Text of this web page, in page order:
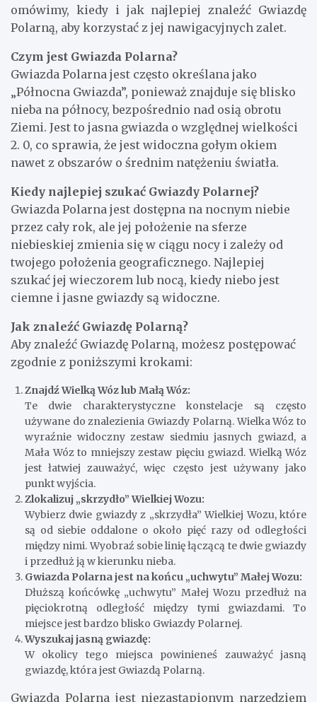
omówimy, kiedy i jak najlepiej znaleźć Gwiazdę
Polarną, aby korzystać z jej nawigacyjnych zalet.
Czym jest Gwiazda Polarna?
Gwiazda Polarna jest często określana jako
„Północna Gwiazda”, ponieważ znajduje się blisko
nieba na północy, bezpośrednio nad osią obrotu
Ziemi. Jest to jasna gwiazda o względnej wielkości
2. 0, co sprawia, że jest widoczna gołym okiem
nawet z obszarów o średnim natężeniu światła.
Kiedy najlepiej szukać Gwiazdy Polarnej?
Gwiazda Polarna jest dostępna na nocnym niebie
przez cały rok, ale jej położenie na sferze
niebieskiej zmienia się w ciągu nocy i zależy od
twojego położenia geograficznego. Najlepiej
szukać jej wieczorem lub nocą, kiedy niebo jest
ciemne i jasne gwiazdy są widoczne.
Jak znaleźć Gwiazdę Polarną?
Aby znaleźć Gwiazdę Polarną, możesz postępować
zgodnie z poniższymi krokami:
Znajdź Wielką Wóz lub Małą Wóz:
Te dwie charakterystyczne konstelacje są często
używane do znalezienia Gwiazdy Polarną. Wielka Wóz to
wyraźnie widoczny zestaw siedmiu jasnych gwiazd, a
Mała Wóz to mniejszy zestaw pięciu gwiazd. Wielką Wóz
jest łatwiej zauważyć, więc często jest używany jako
punkt wyjścia.
Zlokalizuj „skrzydło” Wielkiej Wozu:
Wybierz dwie gwiazdy z „skrzydła” Wielkiej Wozu, które
są od siebie oddalone o około pięć razy od odległości
między nimi. Wyobraź sobie linię łączącą te dwie gwiazdy
i przedłuż ją w kierunku nieba.
Gwiazda Polarna jest na końcu „uchwytu” Małej Wozu:
Dłuższą końcówkę „uchwytu” Małej Wozu przedłuż na
pięciokrotną odległość między tymi gwiazdami. To
miejsce jest bardzo blisko Gwiazdy Polarnej.
Wyszukaj jasną gwiazdę:
W okolicy tego miejsca powinieneś zauważyć jasną
gwiazdę, która jest Gwiazdą Polarną.
Gwiazda Polarna jest niezastąpionym narzędziem